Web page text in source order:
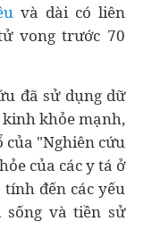
và dài có liên
vong trước 70
đã sử dụng dữ
khỏe mạnh,
"Nghiên cứu
của các y tá ở
tính đến các yếu
và tiền sử